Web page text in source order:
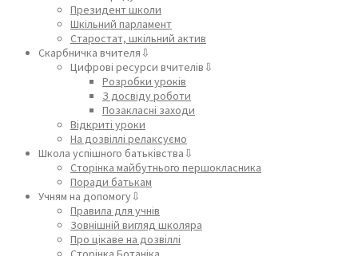
Президент школи
Шкільний парламент
Старостат, шкільний актив
Скарбничка вчителя⇩
Цифрові ресурси вчителів⇩
Розробки уроків
З досвіду роботи
Позакласні заходи
Відкриті уроки
На дозвіллі релаксуємо
Школа успішного батьківства⇩
Сторінка майбутнього першокласника
Поради батькам
Учням на допомогу⇩
Правила для учнів
Зовнішній вигляд школяра
Про цікаве на дозвіллі